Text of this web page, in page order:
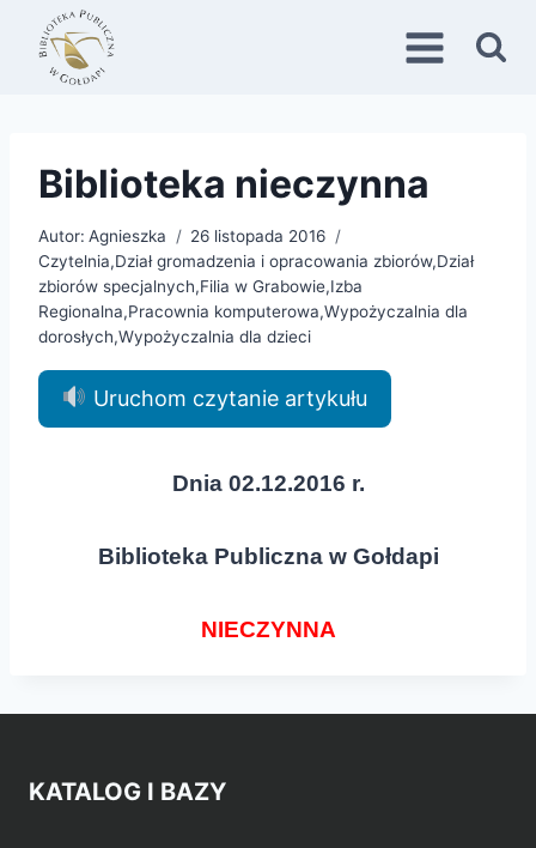
Przejdź
treści
Biblioteka nieczynna
Autor: Agnieszka
26 listopada 2016
Czytelnia,Dział gromadzenia i opracowania zbiorów,Dział
zbiorów specjalnych,Filia w Grabowie,Izba
Regionalna,Pracownia komputerowa,Wypożyczalnia dla
dorosłych,Wypożyczalnia dla dzieci
Uruchom czytanie artykułu
Dnia 02.12.2016 r.
Biblioteka Publiczna w Gołdapi
NIECZYNNA
KATALOG I BAZY